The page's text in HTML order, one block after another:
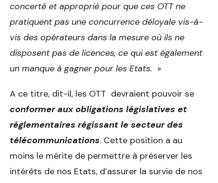
concerté et approprié pour que ces OTT ne
pratiquent pas une concurrence déloyale vis-à-
vis des opérateurs dans la mesure où ils ne
disposent pas de licences, ce qui est également
un manque à gagner pour les Etats. »
A ce titre, dit-il, les OTT devraient pouvoir se
conformer aux obligations législatives et
réglementaires régissant le secteur des
télécommunications. Cette position a au
moins le mérite de permettre à préserver les
intérêts de nos Etats, d’assurer la survie de nos